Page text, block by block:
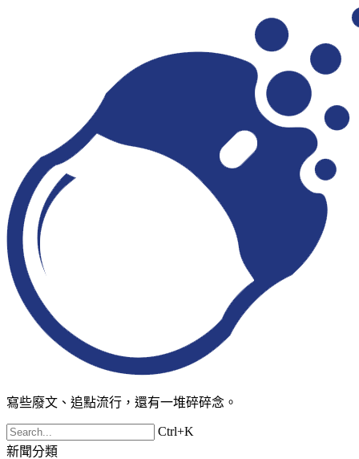
寫些廢文、追點流行，還有一堆碎碎念。
Ctrl+K
新聞分類